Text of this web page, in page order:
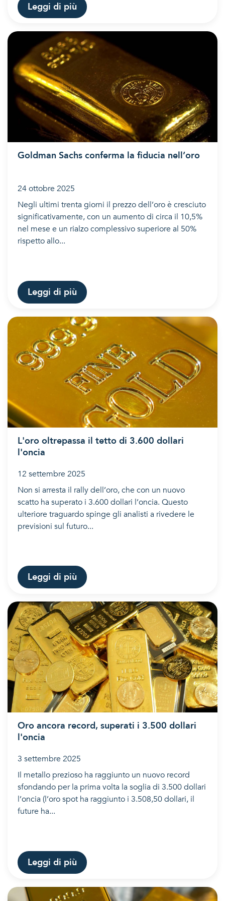
Leggi di più
Goldman Sachs conferma la fiducia nell’oro
24 ottobre 2025
Negli ultimi trenta giorni il prezzo dell’oro è cresciuto
significativamente, con un aumento di circa il 10,5%
nel mese e un rialzo complessivo superiore al 50%
rispetto allo...
Leggi di più
L'oro oltrepassa il tetto di 3.600 dollari
l'oncia
12 settembre 2025
Non si arresta il rally dell’oro, che con un nuovo
scatto ha superato i 3.600 dollari l’oncia. Questo
ulteriore traguardo spinge gli analisti a rivedere le
previsioni sul futuro...
Leggi di più
Oro ancora record, superati i 3.500 dollari
l'oncia
3 settembre 2025
Il metallo prezioso ha raggiunto un nuovo record
sfondando per la prima volta la soglia di 3.500 dollari
l’oncia (l’oro spot ha raggiunto i 3.508,50 dollari, il
future ha...
Leggi di più